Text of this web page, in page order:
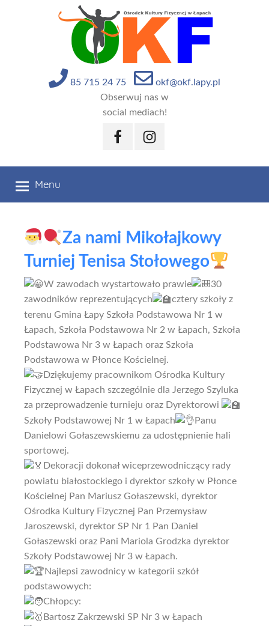
85 715 24 75
okf@okf.lapy.pl
Obserwuj nas w
social mediach!
FacebookInstagram
Menu
Za nami Mikołajkowy
Turniej Tenisa Stołowego
W zawodach wystartowało prawie
30
zawodników reprezentujących
cztery szkoły z
terenu Gmina Łapy Szkoła Podstawowa Nr 1 w
Łapach, Szkoła Podstawowa Nr 2 w Łapach, Szkoła
Podstawowa Nr 3 w Łapach oraz Szkoła
Podstawowa w Płonce Kościelnej.
Dziękujemy pracownikom Ośrodka Kultury
Fizycznej w Łapach szczególnie dla Jerzego Szyluka
za przeprowadzenie turnieju oraz Dyrektorowi
Szkoły Podstawowej Nr 1 w Łapach
Panu
Danielowi Gołaszewskiemu za udostępnienie hali
sportowej.
Dekoracji dokonał wiceprzewodniczący rady
powiatu białostockiego i dyrektor szkoły w Płonce
Kościelnej Pan Mariusz Gołaszewski, dyrektor
Ośrodka Kultury Fizycznej Pan Przemysław
Jaroszewski, dyrektor SP Nr 1 Pan Daniel
Gołaszewski oraz Pani Mariola Grodzka dyrektor
Szkoły Podstawowej Nr 3 w Łapach.
Najlepsi zawodnicy w kategorii szkół
podstawowych:
Chłopcy:
Bartosz Zakrzewski SP Nr 3 w Łapach